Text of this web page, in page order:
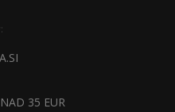
35 EUR